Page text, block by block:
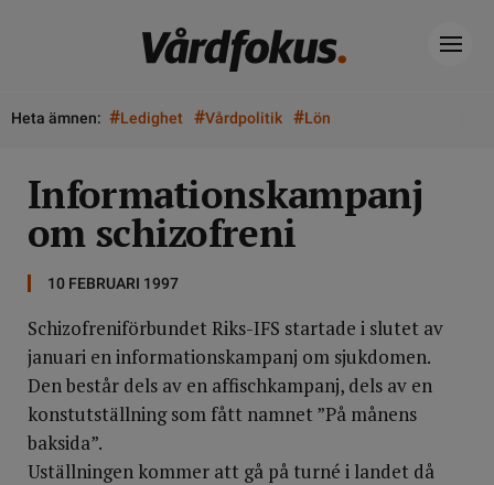
Heta ämnen: #Ledighet #Vårdpolitik #Lön
Informationskampanj
om schizofreni
10 FEBRUARI 1997
Schizofreniförbundet Riks-IFS startade i slutet av
januari en informationskampanj om sjukdomen.
Den består dels av en affischkampanj, dels av en
konstutställning som fått namnet ”På månens
baksida”.
Uställningen kommer att gå på turné i landet då